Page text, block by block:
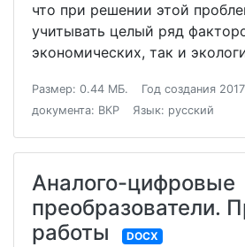
что при решении этой
учитывать целый ряд
экономических, так и
Размер: 0.44 МБ. Год создания 2017
документа: ВКР
Язык: русский
Аналого-цифровые
преобразователи.
работы
DOCX